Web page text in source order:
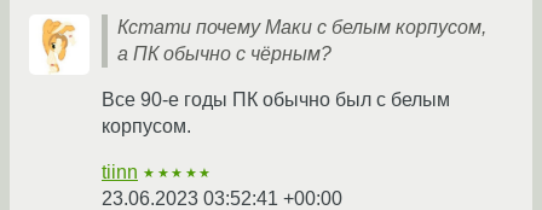
Кстати почему Маки с белым корпусом,
а ПК обычно с чёрным?
Все 90-е годы ПК обычно был с белым
корпусом.
tiinn ★★★★★
23.06.2023 03:52:41 +00:00